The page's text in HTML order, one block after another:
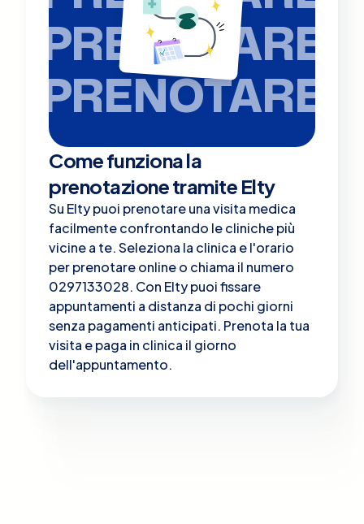
PRENOTARE
PRENOTARE
Come funziona la
prenotazione tramite Elty
Su Elty puoi prenotare una visita medica
facilmente confrontando le cliniche più
vicine a te. Seleziona la clinica e l'orario
per prenotare online o chiama il numero
0297133028. Con Elty puoi fissare
appuntamenti a distanza di pochi giorni
senza pagamenti anticipati. Prenota la tua
visita e paga in clinica il giorno
dell'appuntamento.